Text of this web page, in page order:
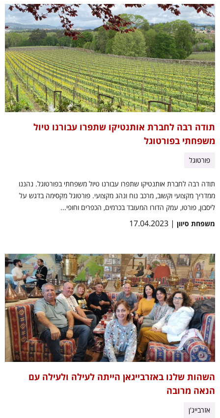
תודה רבה לחברת אותנטיקו שתפרו עבורנו טיול
משפחתי בפורטוגל
פורטוגל
תודה רבה לחברת אותנטיקו שתפרו עבורנו טיול משפחתי בפורטוגל. נהננו
ממדריך מקצועי וקשוב, מרכב נוח ונהג מקצועי. פורטוגל מקסימה בדגש על
ליסבון, פורטו, עמק הדורו המעובד בכרמים, הכפרים וחופי...
משפחת סיוון | 17.04.2023
השהות שלנו באזרבייגאן הייתה לעילה ולעילה עם
הנאה מרובה
אזרבייג'ן